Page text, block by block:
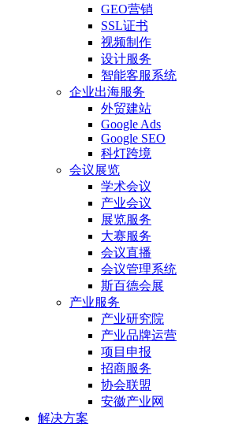
GEO营销
SSL证书
视频制作
设计服务
智能客服系统
企业出海服务
外贸建站
Google Ads
Google SEO
科灯跨境
会议展览
学术会议
产业会议
展览服务
大赛服务
会议直播
会议管理系统
斯百德会展
产业服务
产业研究院
产业品牌运营
项目申报
招商服务
协会联盟
安徽产业网
解决方案